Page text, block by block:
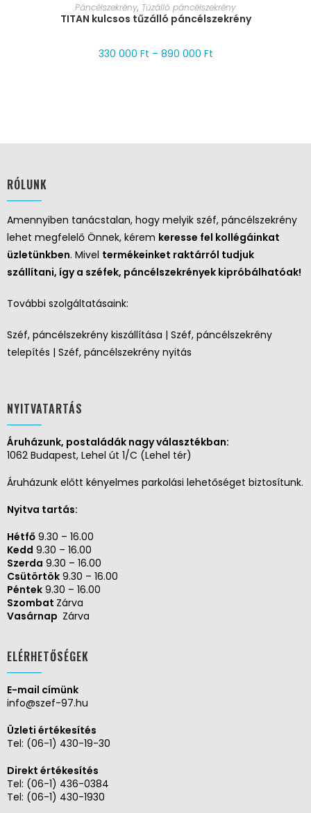
MÉRET VÁLASZTÁSA
Páncélszekrény, Tűzálló páncélszekrény
TITAN kulcsos tűzálló páncélszekrény
330 000 Ft – 890 000 Ft
RÓLUNK
Amennyiben tanácstalan, hogy melyik széf, páncélszekrény
lehet megfelelő Önnek, kérem keresse fel kollégáinkat
üzletünkben. Mivel termékeinket raktárról tudjuk
szállítani, így a széfek, páncélszekrények kipróbálhatóak!
További szolgáltatásaink:
Széf, páncélszekrény kiszállítása | Széf, páncélszekrény
telepítés | Széf, páncélszekrény nyitás
NYITVATARTÁS
Áruházunk, postaládák nagy választékban:
1062 Budapest, Lehel út 1/C (Lehel tér)
Áruházunk előtt kényelmes parkolási lehetőséget biztosítunk.
Nyitva tartás:
Hétfő 9.30 – 16.00
Kedd 9.30 – 16.00
Szerda 9.30 – 16.00
Csütörtök 9.30 – 16.00
Péntek 9.30 – 16.00
Szombat Zárva
Vasárnap Zárva
ELÉRHETŐSÉGEK
E-mail címünk
info@szef-97.hu
Üzleti értékesítés
Tel: (06-1) 430-19-30
Direkt értékesítés
Tel: (06-1) 436-0384
Tel: (06-1) 430-1930